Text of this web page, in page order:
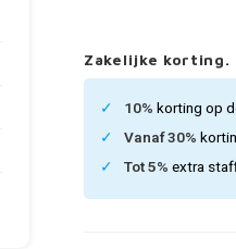
Zakelijke korting.
10% korting op
Vanaf 30%
Tot 5% extra